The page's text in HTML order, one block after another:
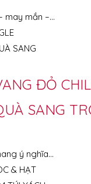
may mắn –…
ĐỎ
SANG
ý nghĩa…